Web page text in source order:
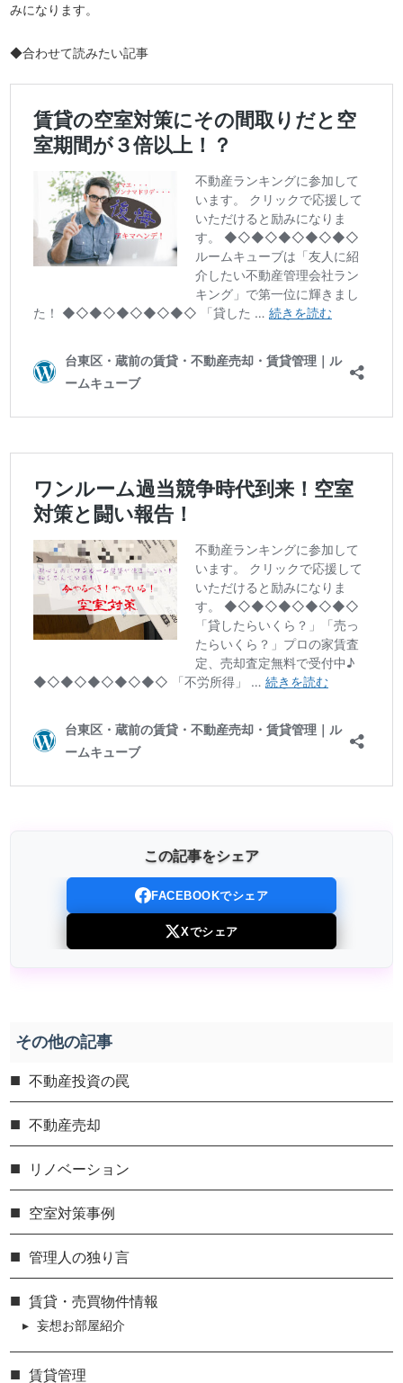
みになります。
◆合わせて読みたい記事
この記事をシェア
FACEBOOKでシェア
Xでシェア
その他の記事
不動産投資の罠
不動産売却
リノベーション
空室対策事例
管理人の独り言
賃貸・売買物件情報
妄想お部屋紹介
賃貸管理